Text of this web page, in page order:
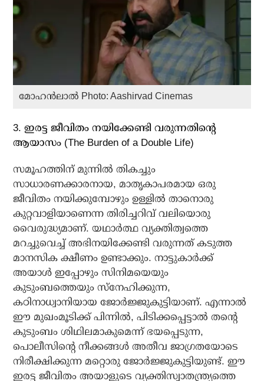
മോഹന്‍ലാല്‍ Photo: Aashirvad Cinemas
3. ഇരട്ട ജീവിതം നയിക്കേണ്ടി വരുന്നതിന്റെ
ആയാസം (The Burden of a Double Life)
സമൂഹത്തിന് മുന്നില്‍ തികച്ചും
സാധാരണക്കാരനായ, മാതൃകാപരമായ ഒരു
ജീവിതം നയിക്കുമ്പോഴും ഉള്ളില്‍ താനൊരു
കുറ്റവാളിയാണെന്ന തിരിച്ചറിവ് വലിയൊരു
വൈരുദ്ധ്യമാണ്. യഥാര്‍ത്ഥ വ്യക്തിത്വത്തെ
മറച്ചുവെച്ച് അഭിനയിക്കേണ്ടി വരുന്നത് കടുത്ത
മാനസിക ക്ഷീണം ഉണ്ടാക്കും. നാട്ടുകാര്‍ക്ക്
അയാള്‍ ഇപ്പോഴും സിനിമയെയും
കുടുംബത്തെയും സ്‌നേഹിക്കുന്ന,
കഠിനാധ്വാനിയായ ജോര്‍ജ്ജുകുട്ടിയാണ്. എന്നാല്‍
ഈ മുഖംമൂടിക്ക് പിന്നില്‍, പിടിക്കപ്പെട്ടാല്‍ തന്റെ
കുടുംബം ശിഥിലമാകുമെന്ന് ഭയപ്പെടുന്ന,
പൊലീസിന്റെ നീക്കങ്ങള്‍ അതീവ ജാഗ്രതയോടെ
നിരീക്ഷിക്കുന്ന മറ്റൊരു ജോര്‍ജ്ജുകുട്ടിയുണ്ട്. ഈ
ഇരട്ട ജീവിതം അയാളുടെ വ്യക്തിസ്വാതന്ത്ര്യത്തെ